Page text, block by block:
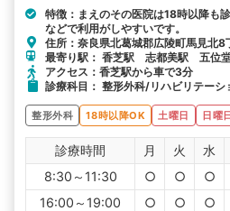
その他の検索
駅から探す
特徴：まえのその医院は18時以降も
などで利用がしやすいです。
住所：奈良県北葛城郡広陵町馬見北
最寄り駅： 香芝駅 志都美駅 五位
アクセス：香芝駅から車で3分
診療科目： 整形外科/リハビリテー
整形外科 18時以降OK 土曜日 日曜
診療時間 月 火 水
8:30～11:30
○ ○ ○
16:00～19:00
○ ○ ○